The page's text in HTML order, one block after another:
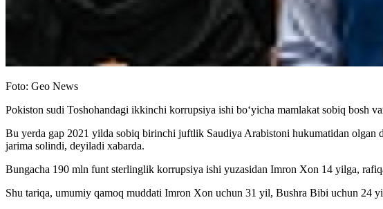
Foto: Geo News
Pokiston sudi Toshohandagi ikkinchi korrupsiya ishi bo‘yicha mamlakat sobiq
Bu yerda gap 2021 yilda sobiq birinchi juftlik Saudiya Arabistoni hukumatidan
jarima solindi, deyiladi xabarda.
Bungacha 190 mln funt sterlinglik korrupsiya ishi yuzasidan Imron Xon 14 yilga,
Shu tariqa, umumiy qamoq muddati Imron Xon uchun 31 yil, Bushra Bibi uchun 24